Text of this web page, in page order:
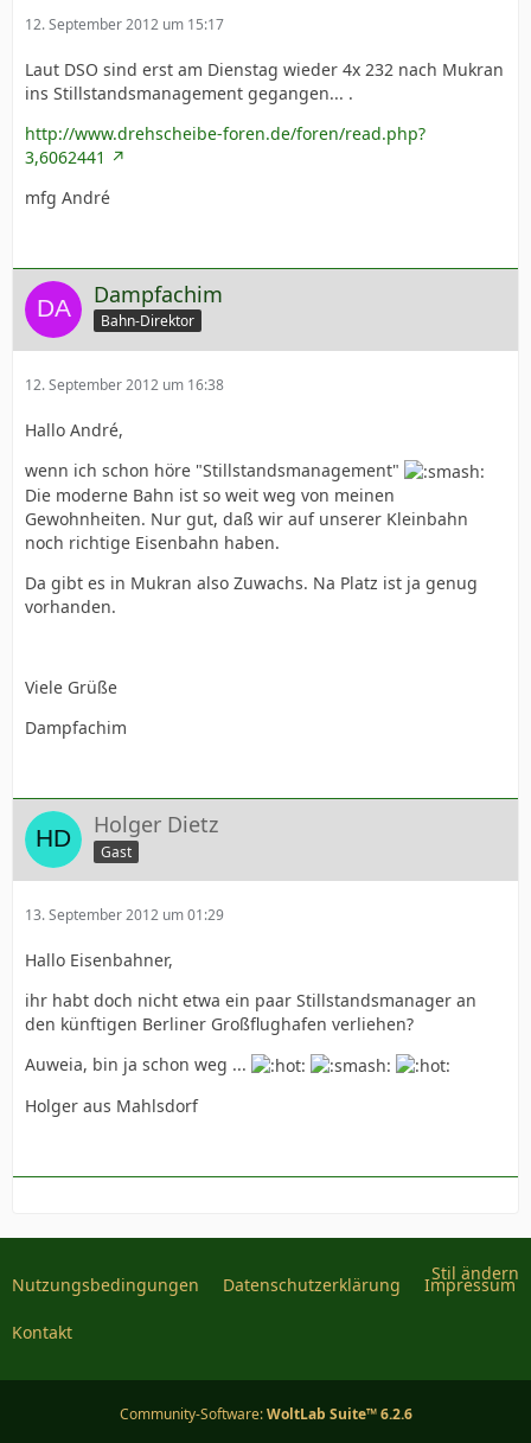
12. September 2012 um 15:17
Laut DSO sind erst am Dienstag wieder 4x 232 nach Mukran
ins Stillstandsmanagement gegangen... .
http://www.drehscheibe-foren.de/foren/read.php?
3,6062441
mfg André
Dampfachim
Bahn-Direktor
12. September 2012 um 16:38
Hallo André,
wenn ich schon höre "Stillstandsmanagement"
Die moderne Bahn ist so weit weg von meinen
Gewohnheiten. Nur gut, daß wir auf unserer Kleinbahn
noch richtige Eisenbahn haben.
Da gibt es in Mukran also Zuwachs. Na Platz ist ja genug
vorhanden.
Viele Grüße
Dampfachim
Holger Dietz
Gast
13. September 2012 um 01:29
Hallo Eisenbahner,
ihr habt doch nicht etwa ein paar Stillstandsmanager an
den künftigen Berliner Großflughafen verliehen?
Auweia, bin ja schon weg ...
Holger aus Mahlsdorf
Stil ändern
Nutzungsbedingungen Datenschutzerklärung Impressum
Kontakt
Community-Software:WoltLab Suite™ 6.2.6